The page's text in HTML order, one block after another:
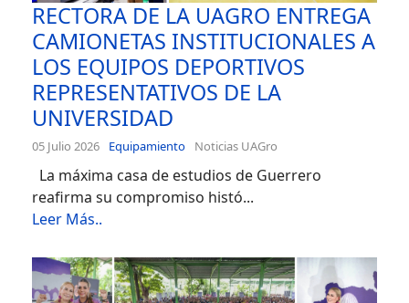
RECTORA DE LA UAGRO ENTREGA
CAMIONETAS INSTITUCIONALES A
LOS EQUIPOS DEPORTIVOS
REPRESENTATIVOS DE LA
UNIVERSIDAD
05 Julio 2026 Equipamiento Noticias UAGro
La máxima casa de estudios de Guerrero
reafirma su compromiso histó...
Leer Más..